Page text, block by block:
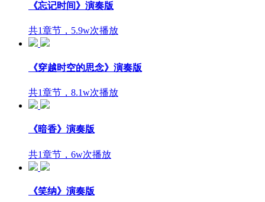
《忘记时间》演奏版
共1章节，5.9w次播放
《穿越时空的思念》演奏版
共1章节，8.1w次播放
《暗香》演奏版
共1章节，6w次播放
《笑纳》演奏版